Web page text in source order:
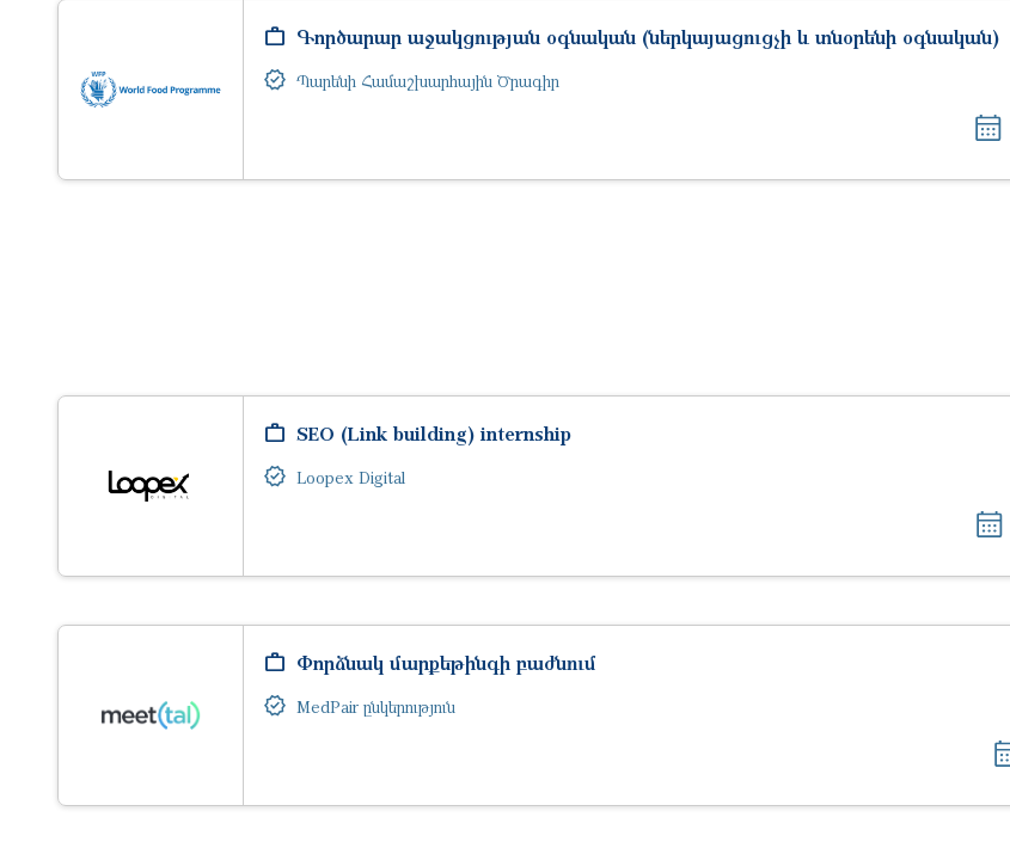
Գործարար աջակցության օգնական (ներկայացուցչի և տնօրենի օգնական)
Պարենի Համաշխարհային Ծրագիր
SEO (Link building) internship
Loopex Digital
Փորձնակ մարքեթինգի բաժնում
MedPair ընկերություն